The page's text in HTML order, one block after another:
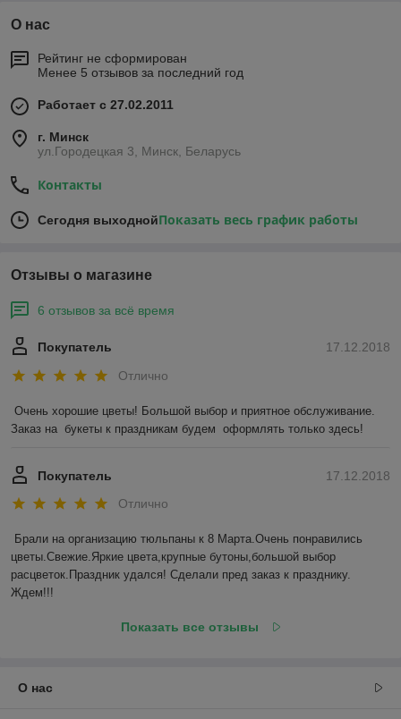
О нас
Рейтинг не сформирован
Менее 5 отзывов за последний год
Работает с 27.02.2011
г. Минск
ул.Городецкая 3, Минск, Беларусь
Контакты
Сегодня выходнойПоказать весь график работы
Отзывы о магазине
6 отзывов за всё время
17.12.2018
Покупатель
Отлично
Очень хорошие цветы! Большой выбор и приятное обслуживание.
Заказ на  букеты к праздникам будем  оформлять только здесь!
17.12.2018
Покупатель
Отлично
Брали на организацию тюльпаны к 8 Марта.Очень понравились
цветы.Свежие.Яркие цвета,крупные бутоны,большой выбор
расцветок.Праздник удался! Сделали пред заказ к празднику.
Ждем!!!
Показать все отзывы
О нас